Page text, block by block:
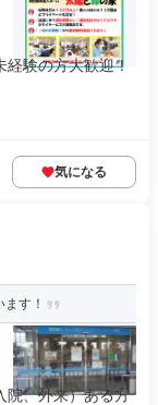
験の方大歓迎！
気になる
す！
院、外来）ある方